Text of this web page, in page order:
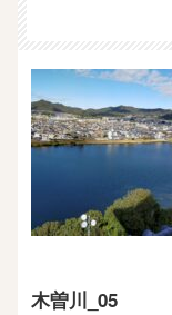
木曽川_05